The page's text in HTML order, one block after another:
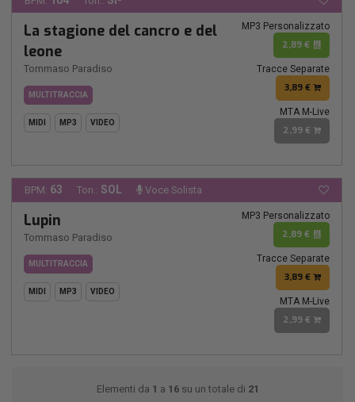
La stagione del cancro e del
leone
Tommaso Paradiso
MULTITRACCIA
MIDI MP3 VIDEO
MP3 Personalizzato
2,89 €
Tracce Separate
3,89 €
MTA M-Live
2,99 €
BPM: 63 Ton.: SOL Voce Solista
Lupin
Tommaso Paradiso
MULTITRACCIA
MIDI MP3 VIDEO
MP3 Personalizzato
2,89 €
Tracce Separate
3,89 €
MTA M-Live
2,99 €
Elementi da 1 a 16su un totale di 21